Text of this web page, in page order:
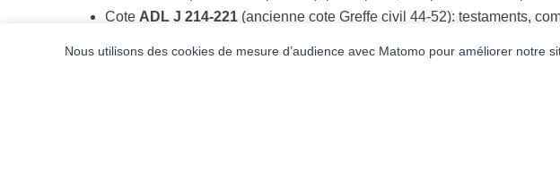
Cote ADL J 214-221 (ancienne cote Greffe civil 44-52): testaments,
répertoire cumulatif des inscriptions de 1699 à 1883.
Nous utilisons des cookies de mesure d’audience avec Matomo pour améliorer notre